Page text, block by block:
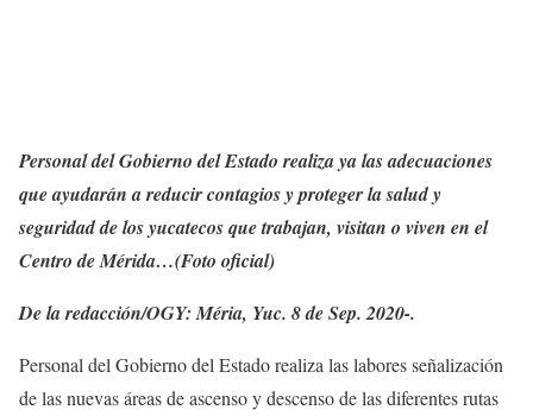
Personal del Gobierno del Estado realiza ya las adecuaciones
que ayudarán a reducir contagios y proteger la salud y
seguridad de los yucatecos que trabajan, visitan o viven en el
Centro de Mérida…(Foto oficial)
De la redacción/OGY: Méria, Yuc. 8 de Sep. 2020-.
Personal del Gobierno del Estado realiza las labores señalización
de las nuevas áreas de ascenso y descenso de las diferentes rutas